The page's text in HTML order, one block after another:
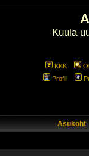
Kuula
KKK
Profiil
Asukoht